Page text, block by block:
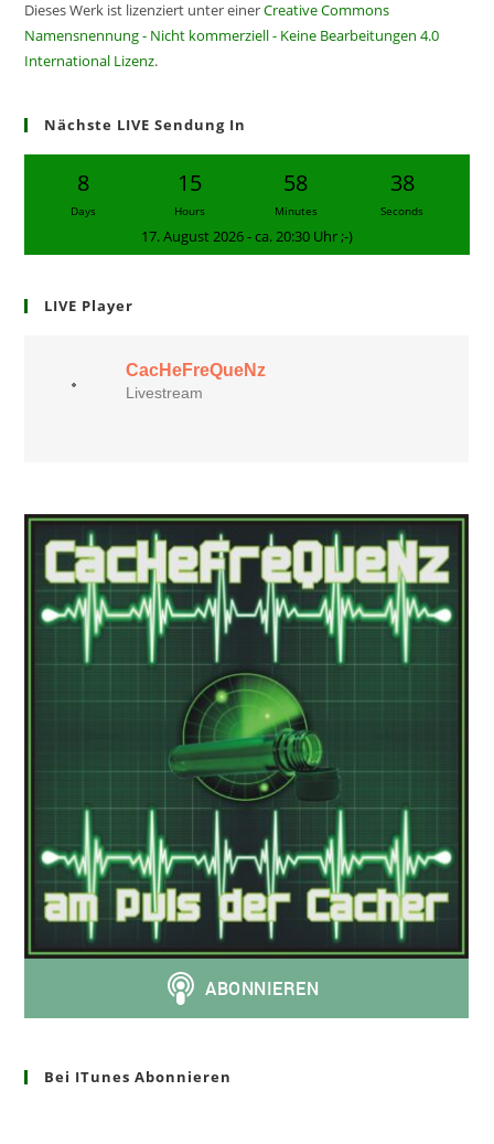
Dieses Werk ist lizenziert unter einerCreative Commons
Namensnennung - Nicht kommerziell - Keine Bearbeitungen 4.0
International Lizenz.
Nächste LIVE Sendung In
8
Days
15
Hours
58
Minutes
37
Seconds
17. August 2026 - ca. 20:30 Uhr ;-)
LIVE Player
Bei ITunes Abonnieren